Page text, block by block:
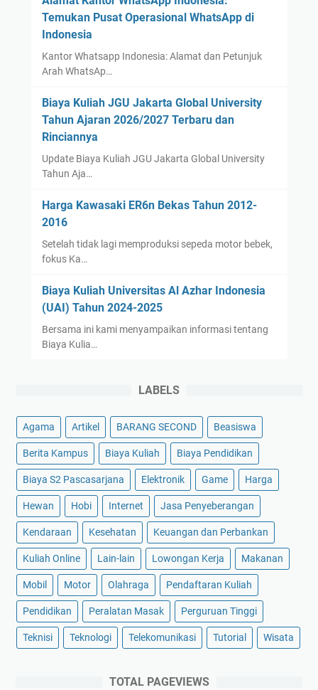
Temukan Pusat Operasional WhatsApp di
Indonesia
Kantor Whatsapp Indonesia: Alamat dan Petunjuk
Arah WhatsAp…
Biaya Kuliah JGU Jakarta Global University
Tahun Ajaran 2026/2027 Terbaru dan
Rinciannya
Update Biaya Kuliah JGU Jakarta Global University
Tahun Aja…
Harga Kawasaki ER6n Bekas Tahun 2012-
2016
Setelah tidak lagi memproduksi sepeda motor bebek,
fokus Ka…
Biaya Kuliah Universitas Al Azhar Indonesia
(UAI) Tahun 2024-2025
Bersama ini kami menyampaikan informasi tentang
Biaya Kulia…
LABELS
Agama Artikel BARANG SECOND Beasiswa
Berita Kampus Biaya Kuliah Biaya Pendidikan
Biaya S2 Pascasarjana Elektronik Game Harga
Hewan Hobi Internet Jasa Penyeberangan
Kendaraan Kesehatan Keuangan dan Perbankan
Kuliah Online Lain-lain Lowongan Kerja Makanan
Mobil Motor Olahraga Pendaftaran Kuliah
Pendidikan Peralatan Masak Perguruan Tinggi
Teknisi Teknologi Telekomunikasi Tutorial Wisata
TOTAL PAGEVIEWS